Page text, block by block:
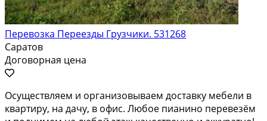
Перевозка Переезды Грузчики. 531268
Саратов
Договорная цена
Осуществляем и организовываем доставку мебели в
квартиру, на дачу, в офис. Любое пианино перевезём